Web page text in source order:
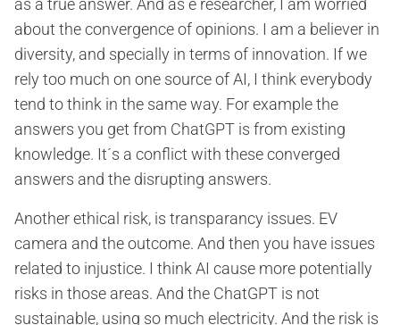
as a true answer. And as e researcher, I am worried
about the convergence of opinions. I am a believer in
diversity, and specially in terms of innovation. If we
rely too much on one source of AI, I think everybody
tend to think in the same way. For example the
answers you get from ChatGPT is from existing
knowledge. It´s a conflict with these converged
answers and the disrupting answers.
Another ethical risk, is transparancy issues. EV
camera and the outcome. And then you have issues
related to injustice. I think AI cause more potentially
risks in those areas. And the ChatGPT is not
sustainable, using so much electricity. And the risk is